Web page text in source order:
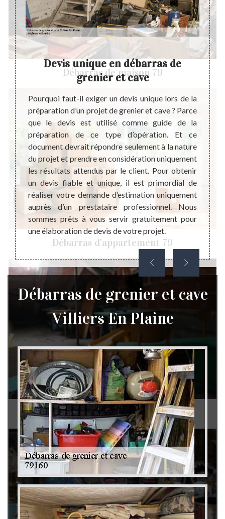
Débarras de maison 79
Débarras d'appartement 79
Débarras de grenier et cave 79
et
est
de
à la
vous
plus
de
Devis unique en débarras de
grenier et cave
Pourquoi faut-il exiger un devis unique lors de la
préparation d’un projet de grenier et cave ? Parce
que le devis est utilisé comme guide de la
préparation de ce type d’opération. Et ce
document devrait répondre seulement à la nature
du projet et prendre en considération uniquement
les résultats attendus par le client. Pour obtenir
un devis fiable et unique, il est primordial de
réaliser votre demande d’estimation uniquement
auprès d’un prestataire professionnel. Nous
sommes prêts à vous servir gratuitement pour
une élaboration de devis de votre projet.
Le
mise
sans
Débarras de grenier et cave
Villiers En Plaine